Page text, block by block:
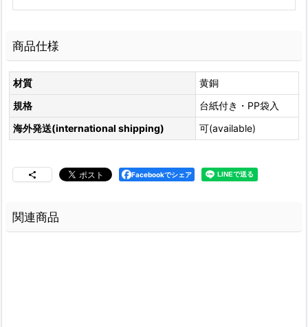
商品仕様
材質
黄銅
規格
台紙付き・PP袋入
海外発送(international shipping)
可(available)
Facebookでシェア
関連商品